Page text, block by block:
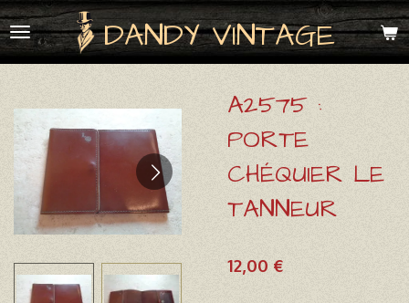
Passer
au
contenu
DANDY VINTAGE
A2575 :
PORTE
CHÉQUIER LE
TANNEUR
12,00 €